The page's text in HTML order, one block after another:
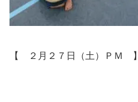
【 ２月２７日（土）ＰＭ 】